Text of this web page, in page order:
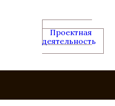
Проектная
деятельность